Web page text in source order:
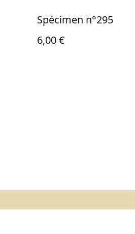
Spécimen n°295
6,00 €